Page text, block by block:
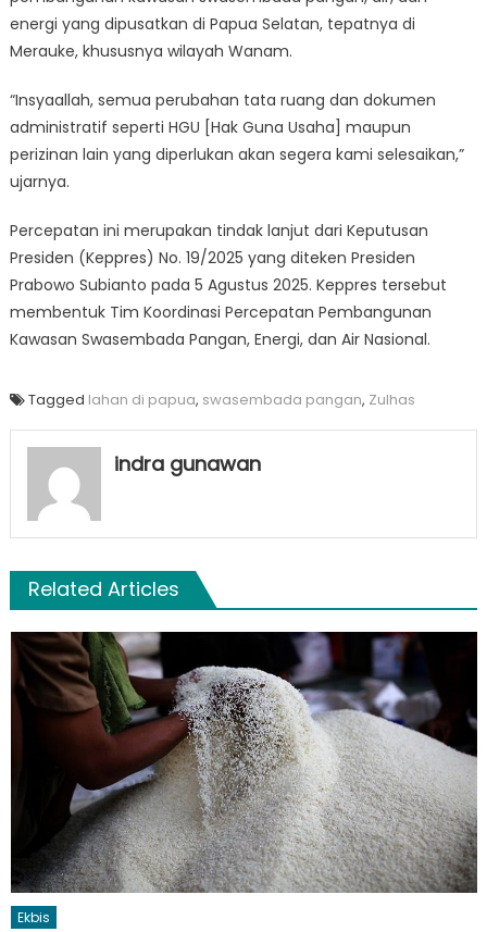
energi yang dipusatkan di Papua Selatan, tepatnya di
Merauke, khususnya wilayah Wanam.
“Insyaallah, semua perubahan tata ruang dan dokumen
administratif seperti HGU [Hak Guna Usaha] maupun
perizinan lain yang diperlukan akan segera kami selesaikan,”
ujarnya.
Percepatan ini merupakan tindak lanjut dari Keputusan
Presiden (Keppres) No. 19/2025 yang diteken Presiden
Prabowo Subianto pada 5 Agustus 2025. Keppres tersebut
membentuk Tim Koordinasi Percepatan Pembangunan
Kawasan Swasembada Pangan, Energi, dan Air Nasional.
Tagged lahan di papua, swasembada pangan, Zulhas
indra gunawan
Related Articles
Ekbis